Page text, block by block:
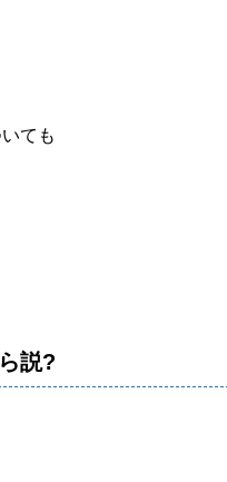
ても
説?